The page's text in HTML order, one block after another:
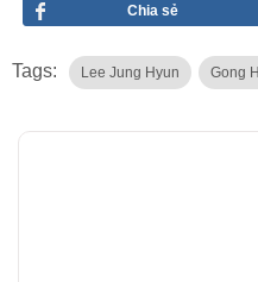
Chia sẻ
Tags: Lee Jung Hyun Gong